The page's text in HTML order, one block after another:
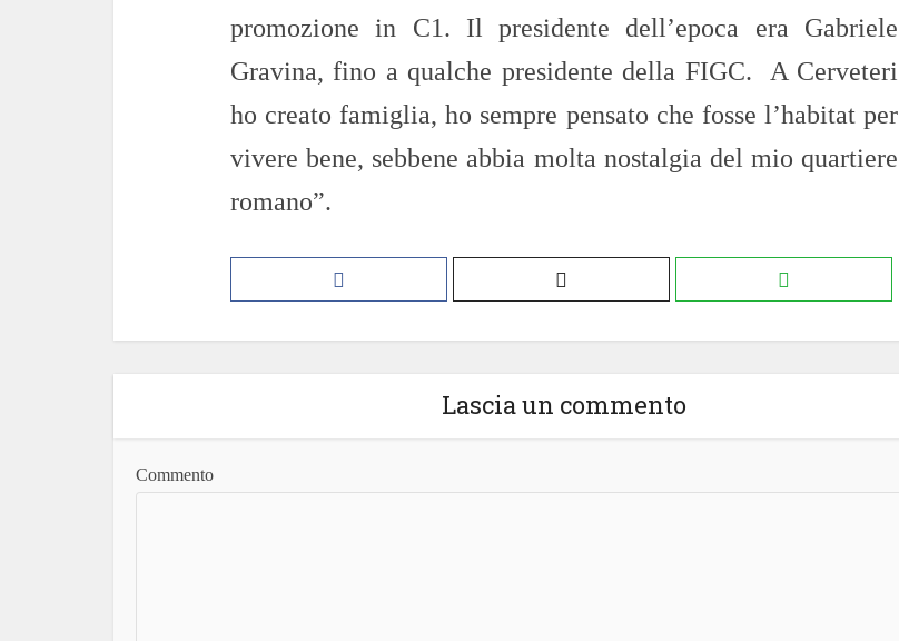
promozione in C1. Il presidente dell’epoca era Gabriele
Gravina, fino a qualche presidente della FIGC. A Cerveteri
ho creato famiglia, ho sempre pensato che fosse l’habitat per
vivere bene, sebbene abbia molta nostalgia del mio quartiere
romano”.
Lascia un commento
Commento